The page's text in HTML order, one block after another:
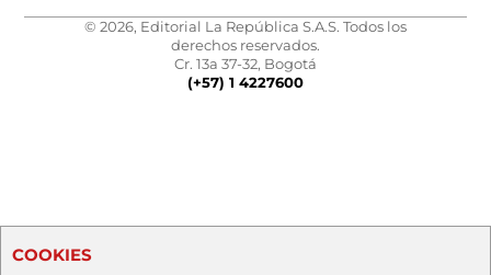
© 2026, Editorial La República S.A.S. Todos los
derechos reservados.
Cr. 13a 37-32, Bogotá
(+57) 1 4227600
COOKIES